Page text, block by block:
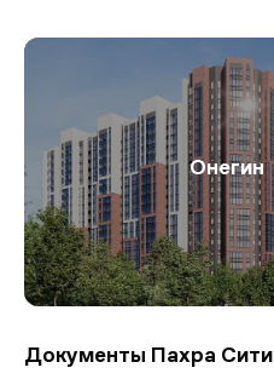
Онегин
Документы Пахра Сити